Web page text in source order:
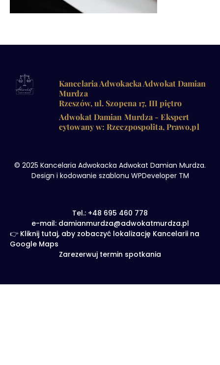
Kancelaria Adwokacka Adwokat Damian
Murdza
Rzeszów, ul. Szopena 17, III piętro
Adwokat Damian Murdza - Ekspert
cytowany w: Rzeczpospolita, Prawo.pl
© 2025 Kancelaria Adwokacka Adwokat Damian Murdza.
Design i kodowanie szablonu WPDeveloper TM
Tel.: +48 695 460 778
e-mail: damianmurdza@adwokatmurdza.pl
👉 Kliknij tutaj, aby zobaczyć lokalizację Kancelarii na
Google Maps
Zarezerwuj termin spotkania